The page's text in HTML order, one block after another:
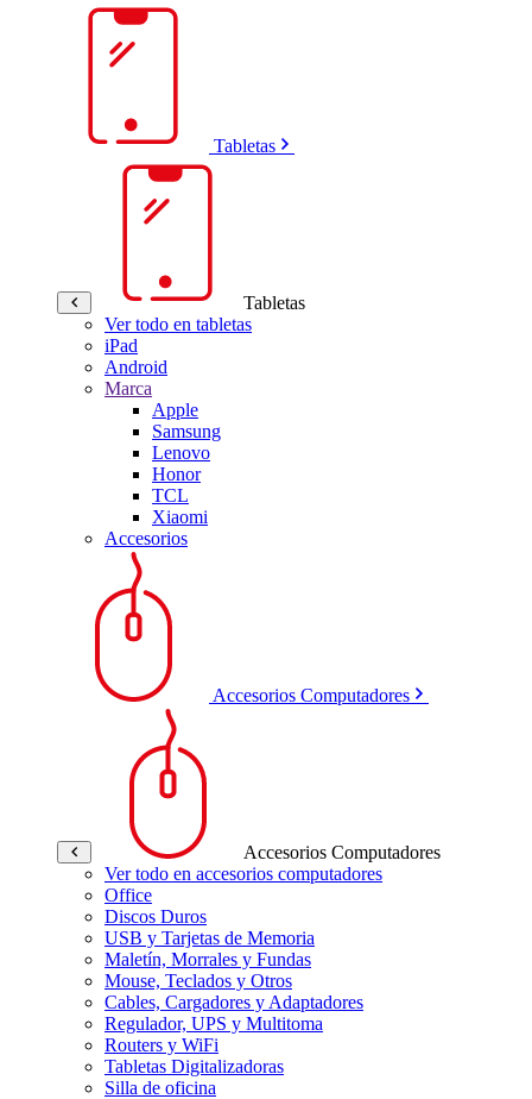
Tabletas
Tabletas
Ver todo en tabletas
iPad
Android
Marca
Apple
Samsung
Lenovo
Honor
TCL
Xiaomi
Accesorios
Accesorios Computadores
Accesorios Computadores
Ver todo en accesorios computadores
Office
Discos Duros
USB y Tarjetas de Memoria
Maletín, Morrales y Fundas
Mouse, Teclados y Otros
Cables, Cargadores y Adaptadores
Regulador, UPS y Multitoma
Routers y WiFi
Tabletas Digitalizadoras
Silla de oficina